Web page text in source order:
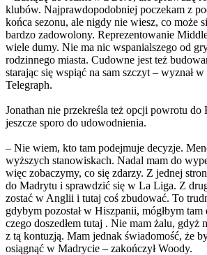
klubów. Najprawdopodobniej poczekam z
końca sezonu, ale nigdy nie wiesz, co może
bardzo zadowolony. Reprezentowanie
wiele dumy. Nie ma nic wspanialszego od
rodzinnego miasta. Cudowne jest też
starając się wspiąć na sam szczyt – wyznał
Telegraph.
Jonathan nie przekreśla też opcji powrotu do
jeszcze sporo do udowodnienia.
– Nie wiem, kto tam podejmuje decyzje.
wyższych stanowiskach. Nadal mam do
więc zobaczymy, co się zdarzy. Z jednej
do Madrytu i sprawdzić się w La Liga. Z
zostać w Anglii i tutaj coś zbudować. To
gdybym pozostał w Hiszpanii, mógłbym tam
czego doszedłem tutaj . Nie mam żalu, gdyż
z tą kontuzją. Mam jednak świadomość, że
osiągnąć w Madrycie – zakończył Woody.